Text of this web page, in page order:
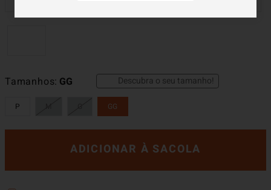
Tamanhos GG
P GG
Descubra o seu tamanho!
ADICIONAR À SACOLA